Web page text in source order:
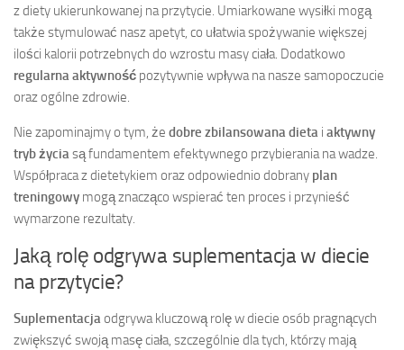
z diety ukierunkowanej na przytycie. Umiarkowane wysiłki mogą
także stymulować nasz apetyt, co ułatwia spożywanie większej
ilości kalorii potrzebnych do wzrostu masy ciała. Dodatkowo
regularna aktywność pozytywnie wpływa na nasze samopoczucie
oraz ogólne zdrowie.
Nie zapominajmy o tym, że dobre zbilansowana dieta i aktywny
tryb życiasą fundamentem efektywnego przybierania na wadze.
Współpraca z dietetykiem oraz odpowiednio dobrany plan
treningowy mogą znacząco wspierać ten proces i przynieść
wymarzone rezultaty.
Jaką rolę odgrywa suplementacja w diecie
na przytycie?
Suplementacjaodgrywa kluczową rolę w diecie osób pragnących
zwiększyć swoją masę ciała, szczególnie dla tych, którzy mają